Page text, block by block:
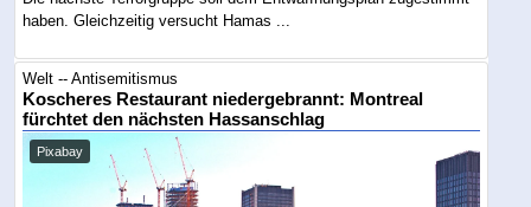
haben. Gleichzeitig versucht Hamas ...
Welt -- Antisemitismus
Koscheres Restaurant niedergebrannt: Montreal
fürchtet den nächsten Hassanschlag
Pixabay